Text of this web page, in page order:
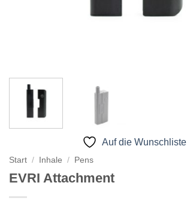
Auf die Wunschliste
Start / Inhale / Pens
EVRI Attachment